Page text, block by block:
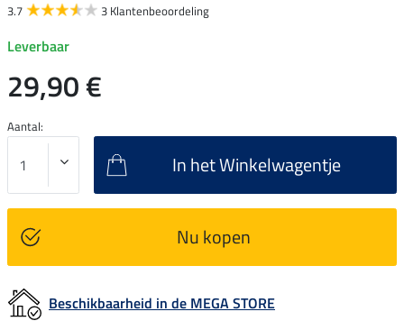
3.7 3 Klantenbeoordeling
Leverbaar
29,90 €
Aantal:
In het Winkelwagentje
Nu kopen
Beschikbaarheid in de MEGA STORE